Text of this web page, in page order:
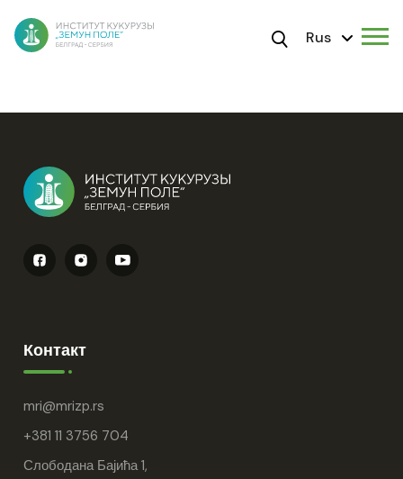
Rus
Контакт
mri
mrizp.rs
+381 11 3756 704
Слободана Бајића 1,